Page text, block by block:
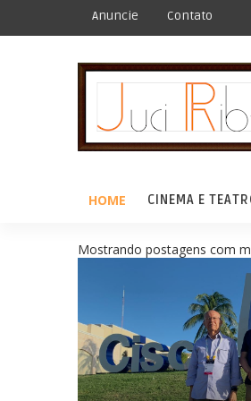
Anuncie Contato
HOME CINEMA E
Mostrando postagens com